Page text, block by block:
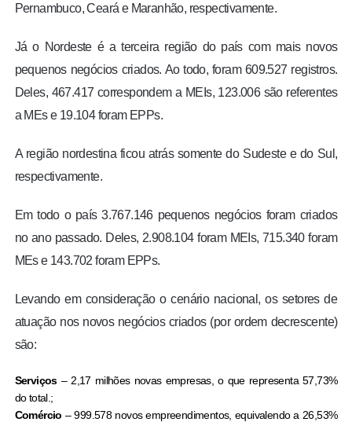
Pernambuco, Ceará e Maranhão, respectivamente.
Já o Nordeste é a terceira região do país com mais novos
pequenos negócios criados. Ao todo, foram 609.527 registros.
Deles, 467.417 correspondem a MEIs, 123.006 são referentes
a MEs e 19.104 foram EPPs.
A região nordestina ficou atrás somente do Sudeste e do Sul,
respectivamente.
Em todo o país 3.767.146 pequenos negócios foram criados
no ano passado. Deles, 2.908.104 foram MEIs, 715.340 foram
MEs e 143.702 foram EPPs.
Levando em consideração o cenário nacional, os setores de
atuação nos novos negócios criados (por ordem decrescente)
são:
Serviços – 2,17 milhões novas empresas, o que representa 57,73%
do total.;
Comércio – 999.578 novos empreendimentos, equivalendo a 26,53%